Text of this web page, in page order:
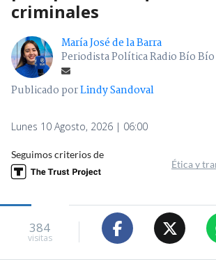
criminales
María José de la Barra
Periodista Política Radio Bío
Publicado porLindy Sandoval
Lunes 10 Agosto, 2026 | 06:00
Seguimos criterios de
Ética y
384
visitas